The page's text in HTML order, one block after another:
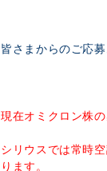
皆さまからのご応
現在オミクロン株
シリウスでは常時
ります。